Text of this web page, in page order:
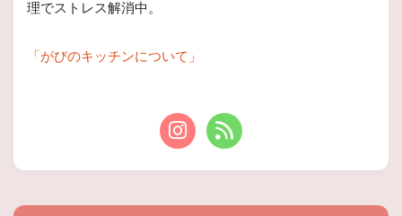
理でストレス解消中。
「がびのキッチンについて」